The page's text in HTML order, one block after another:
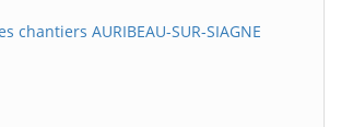
chantiers AURIBEAU-SUR-SIAGNE